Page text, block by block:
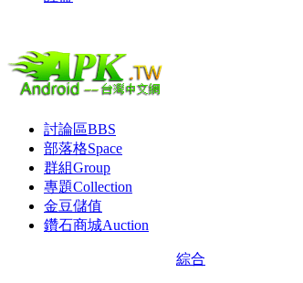
討論區BBS
部落格Space
群組Group
專題Collection
金豆儲值
鑽石商城Auction
綜合